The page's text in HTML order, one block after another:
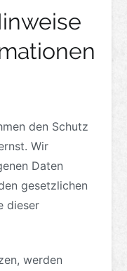
den Schutz
Wir
Daten
gesetzlichen
dieser
werden